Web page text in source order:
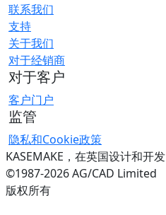
联系我们
支持
关于我们
对于经销商
对于客户
客户门户
监管
隐私和Cookie政策
KASEMAKE，在英国设计和开发
©1987-2026 AG/CAD Limited
版权所有